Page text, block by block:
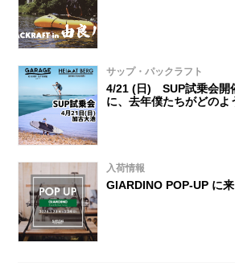
サップ・パックラフト
4/21 (日) SUP試乗会開
に、去年僕たちがどのよ
入荷情報
GIARDINO POP-UP に